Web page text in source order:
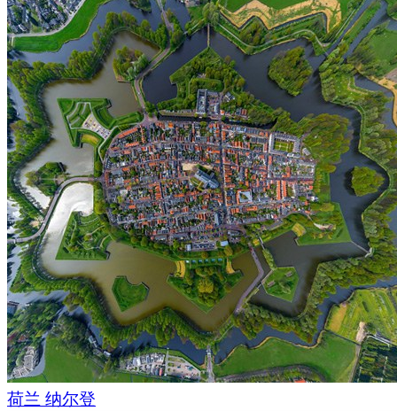
荷兰 纳尔登